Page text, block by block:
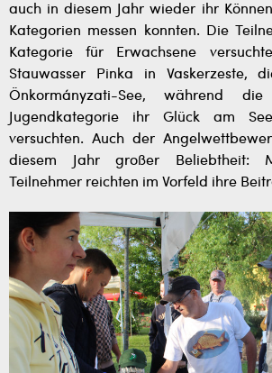
auch in diesem Jahr wieder ihr
Kategorien messen konnten. Die
Kategorie für Erwachsene
Stauwasser Pinka in Vaskerzeste,
Önkormányzati-See, während
Jugendkategorie ihr Glück am
versuchten. Auch der
diesem Jahr großer Beliebtheit:
Teilnehmer reichten im Vorfeld ihre